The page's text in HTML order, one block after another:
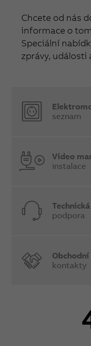
Chcete od nás
informace o
Speciální
zprávy, události
seznam
Video
instalace
Technická
podpora
Obchodní
kontakty